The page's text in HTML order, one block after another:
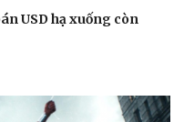
USD hạ xuống còn